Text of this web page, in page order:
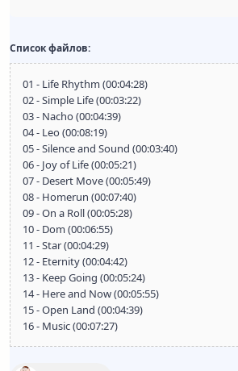
Список файлов:
01 - Life Rhythm (00:04:28)
02 - Simple Life (00:03:22)
03 - Nacho (00:04:39)
04 - Leo (00:08:19)
05 - Silence and Sound (00:03:40)
06 - Joy of Life (00:05:21)
07 - Desert Move (00:05:49)
08 - Homerun (00:07:40)
09 - On a Roll (00:05:28)
10 - Dom (00:06:55)
11 - Star (00:04:29)
12 - Eternity (00:04:42)
13 - Keep Going (00:05:24)
14 - Here and Now (00:05:55)
15 - Open Land (00:04:39)
16 - Music (00:07:27)